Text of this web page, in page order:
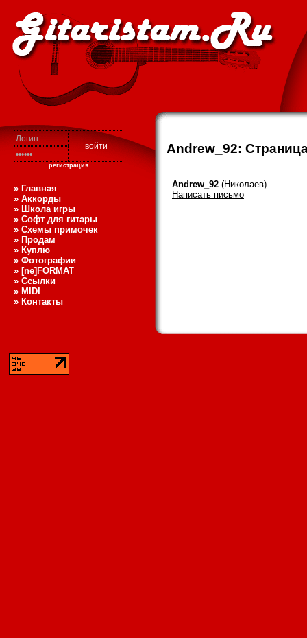
регистрация
Andrew_92:
» Главная
» Аккорды
» Школа игры
» Софт для гитары
» Схемы примочек
» Продам
» Куплю
» Фотографии
» [ne]FORMAT
» Ссылки
» MIDI
» Контакты
Andrew_92 (Николаев)
Написать письмо